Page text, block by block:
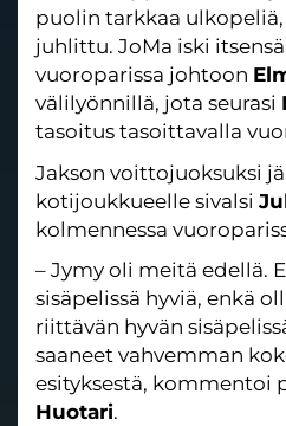
puolin tarkkaa
juhlittu. JoMa iski
vuoroparissa johtoon
välilyönnillä, jota seurasi
tasoitus tasoittavalla
Jakson voittojuoksuksi
kotijoukkueelle sivalsi
kolmennessa
– Jymy oli meitä edellä.
sisäpelissä hyviä, enkä
riittävän hyvän
saaneet vahvemman
esityksestä, kommentoi
Huotari.